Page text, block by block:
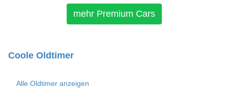
mehr Premium Cars
Coole Oldtimer
Alle Oldtimer anzeigen